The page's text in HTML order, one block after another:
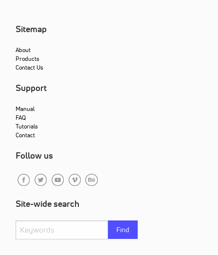
Sitemap
About
Products
Contact Us
Support
Manual
FAQ
Tutorials
Contact
Follow us
Site-wide search
Find